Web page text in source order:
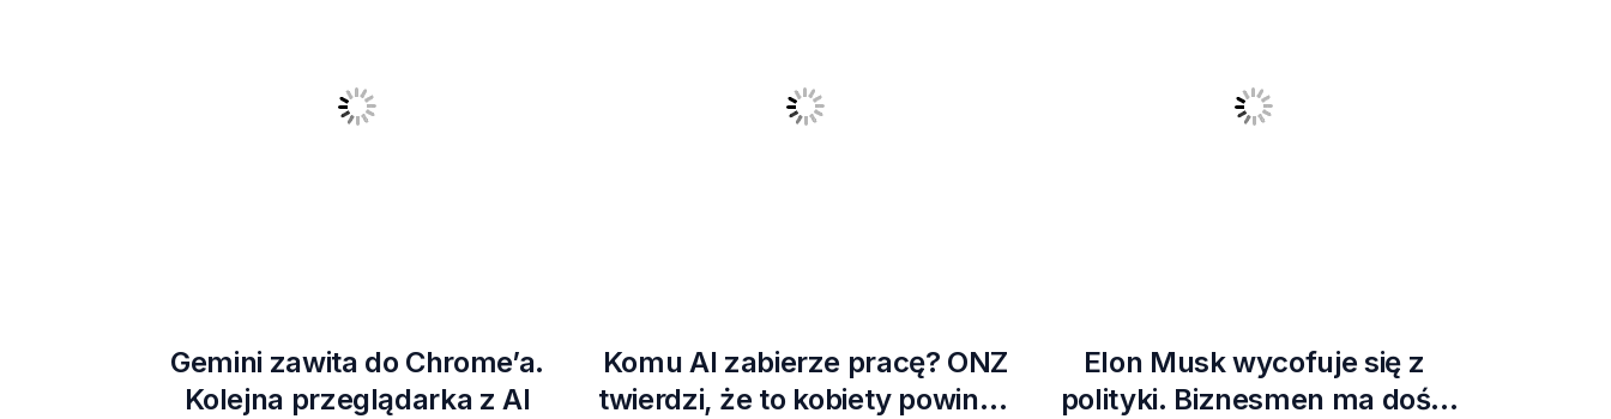
Gemini zawita do Chrome’a.
Kolejna przeglądarka z AI
Komu AI zabierze pracę? ONZ
twierdzi, że to kobiety powinny
Elon Musk wycofuje się z
polityki. Biznesmen ma dość